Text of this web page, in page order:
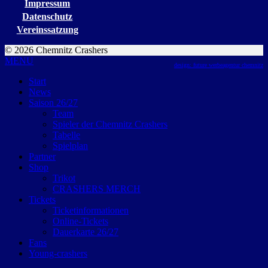
Impressum
Datenschutz
Vereinssatzung
© 2026 Chemnitz Crashers
design: future werbeagentur chemnitz
MENU
Start
News
Saison 26/27
Team
Spieler der Chemnitz Crashers
Tabelle
Spielplan
Partner
Shop
Trikot
CRASHERS MERCH
Tickets
Ticketinformationen
Online-Tickets
Dauerkarte 26/27
Fans
Young-crashers